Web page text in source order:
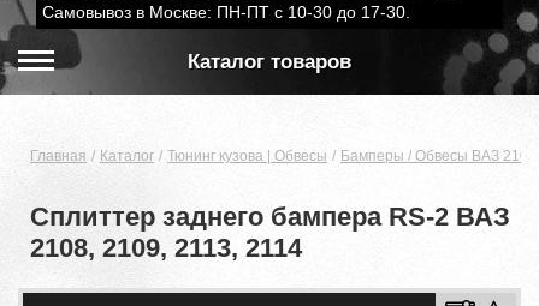
Самовывоз в Москве: ПН-ПТ с 10-30 до 17-30.
Каталог товаров
Главная Каталог Тюнинг кузова | Обвесы Бамперы / Обвесы ВАЗ
Сплиттер заднего бампера RS-2 ВАЗ
2108, 2109, 2113, 2114